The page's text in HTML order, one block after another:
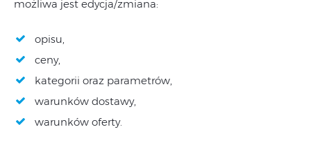
możliwa jest edycja/zmiana:
opisu,
ceny,
kategorii oraz parametrów,
warunków dostawy,
warunków oferty.